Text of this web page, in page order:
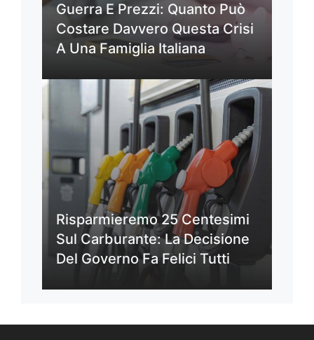
Guerra E Prezzi: Quanto Può
Costare Davvero Questa Crisi
A Una Famiglia Italiana
Risparmieremo 25 Centesimi
Sul Carburante: La Decisione
Del Governo Fa Felici Tutti